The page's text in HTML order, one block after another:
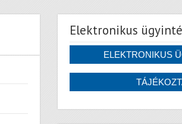
Elektronikus